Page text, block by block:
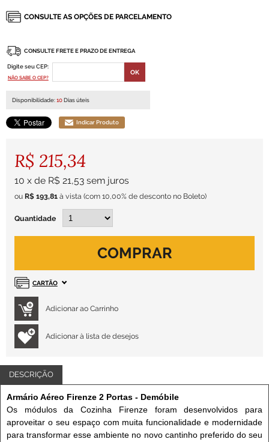
CONSULTE FRETE E PRAZO DE ENTREGA
Digite seu CEP:
NÃO SABE O CEP?
Disponibilidade: 10 Dias úteis
Indicar Produto
R$ 215,34
10 x de R$ 21,53 sem juros
ou R$ 193,81 à vista (com 10,00% de desconto no Boleto)
Quantidade
COMPRAR
CARTÃO
Adicionar à lista de desejos
DESCRIÇÃO
Armário Aéreo Firenze 2 Portas - Demóbile
Os módulos da Cozinha Firenze foram desenvolvidos para
aproveitar o seu espaço com muita funcionalidade e modernidade
para transformar esse ambiente no novo cantinho preferido do seu